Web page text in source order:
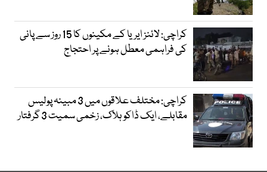
کراچی: لائنز ایریا کے مکینوں کا 15 روز سے پانی
کی فراہمی معطل ہونے پر احتجاج
کراچی: مختلف علاقوں میں 3 مبینہ پولیس
مقابلے، ایک ڈاکو ہلاک، زخمی سمیت 3 گرفتار